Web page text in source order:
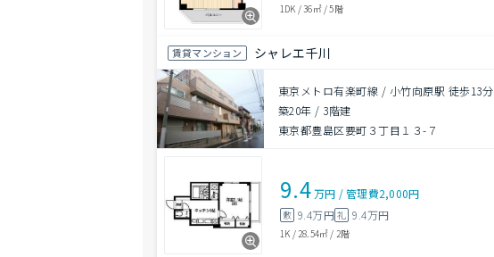
1DK /36㎡/5階
賃貸マンション シャレエ千川
東京メトロ有楽町線 / 小竹向原駅 徒歩13分
築20年 / 3階建
東京都豊島区要町３丁目１３-７
9.4万円 /管理費2,000円
敷 9.4万円礼 9.4万円
1K / 28.54㎡ / 2階